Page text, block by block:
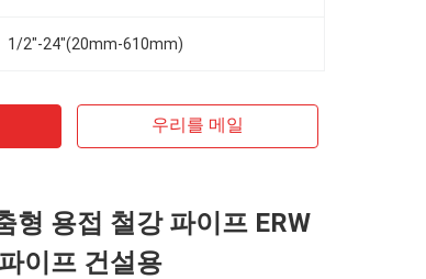
1/2"-24"(20mm-610mm)
우리를 메일
형 용접 철강 파이프 ERW
이프 건설용